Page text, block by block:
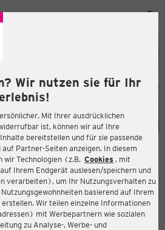
Wir nutzen sie für Ihr
Mit Ihrer ausdrücklichen
ist, können wir auf Ihre
bereitstellen und für sie passende
auf Partner-Seiten anzeigen. In diesem
wir Technologien (z.B. Cookies , mit
Ihrem Endgerät auslesen/speichern und
verarbeiten), um Ihr Nutzungsverhalten zu
basierend auf Ihrem
Wir teilen einzelne Informationen
mit Werbepartnern wie sozialen
zu Analyse-, Werbe- und
FAMILY FILIALE
90
Weimar
Bewertung: